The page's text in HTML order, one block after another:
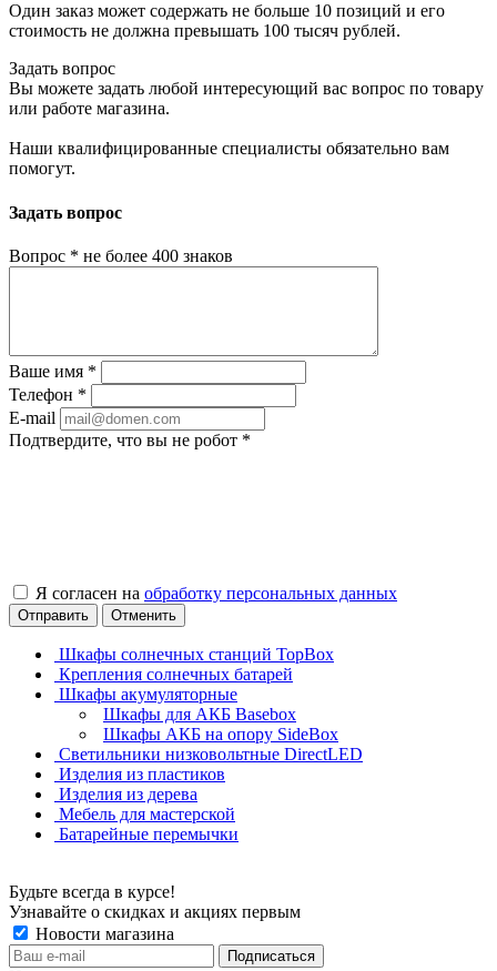
Один заказ может содержать не больше 10 позиций и его
стоимость не должна превышать 100 тысяч рублей.
Задать вопрос
Вы можете задать любой интересующий вас вопрос по товару
или работе магазина.
Наши квалифицированные специалисты обязательно вам
помогут.
Задать вопрос
Вопрос * не более 400 знаков
Ваше имя *
Телефон *
E-mail
Подтвердите, что вы не робот *
Я согласен на обработку персональных данных
Отправить Отменить
Шкафы солнечных станций TopBox
Крепления солнечных батарей
Шкафы акумуляторные
Шкафы для АКБ Basebox
Шкафы АКБ на опору SideBox
Светильники низковольтные DirectLED
Изделия из пластиков
Изделия из дерева
Мебель для мастерской
Батарейные перемычки
Будьте всегда в курсе!
Узнавайте о скидках и акциях первым
Новости магазина